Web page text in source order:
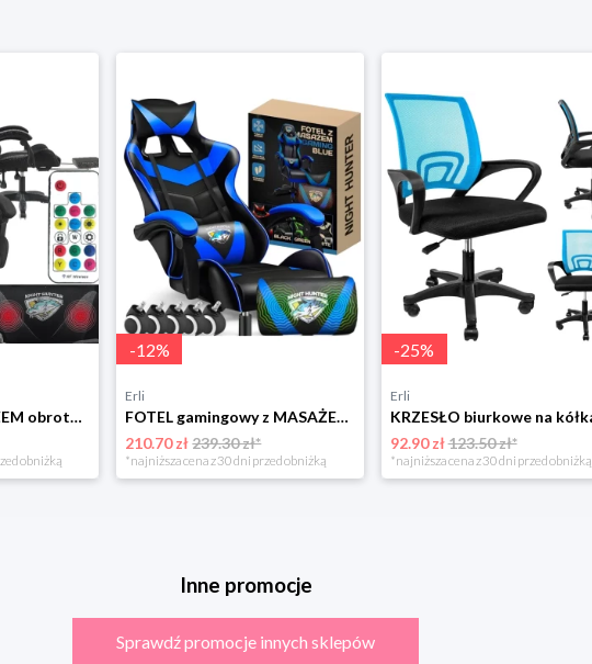
Fotel LED z MASAŻEM obrotowy TKANINA gamingowy KOMPUTEROWY gracza PODNÓŻEK!
obniżką
-12%
Erli
FOTEL gamingowy z MASAŻEM pleców KOMPUTEROWY OBROTOWY dla gracza!
210.70 zł239.30 zł*
*najniższa cena z 30 dni przed obniżką
-25%
Erli
92.90 zł123.50 zł*
*najniższa cena z 30 dni przed obniżką
Inne promocje
Sprawdź promocje innych sklepów